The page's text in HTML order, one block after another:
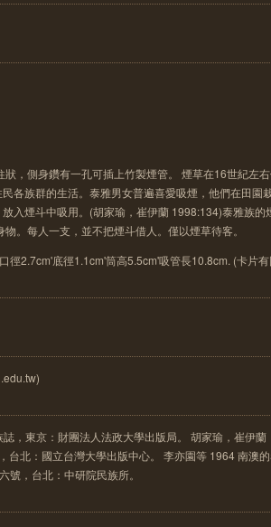
，側身鑽有一孔可插上竹製煙管。 煙草在16世紀左右
各族群的生活。泰雅男女普遍喜愛吸煙，他們在田園
入煙斗中吸用。(胡家瑜，崔伊蘭 1998:134)泰雅族的
。每人一支，並不把煙斗借人。僅以煙草待客。
徑2.7cm'底徑1.1cm'筒高5.5cm'吸管長10.8cm. (卡片有
，東京：財團法人法政大學出版局。 胡家瑜，崔伊蘭
台北：國立台灣大學出版中心。 李亦園等 1964 南澳
號，台北：中研院民族所。